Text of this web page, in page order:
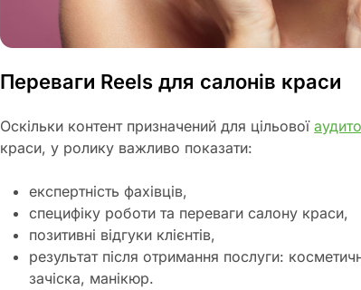
Переваги Reels для салонів краси
Оскільки контент призначений для цільової
краси, у ролику важливо показати:
експертність фахівців,
специфіку роботи та переваги салону краси,
позитивні відгуки клієнтів,
результат після отримання послуги:
зачіска, манікюр.